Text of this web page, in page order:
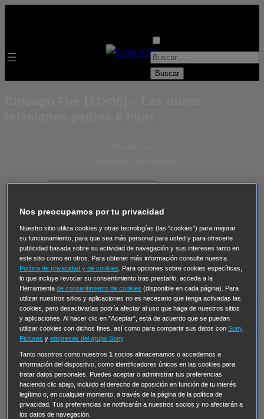
B
- ver todos - Padres
Despedida Salvaje
Despedida Salvaje
Thomas, el ojo del FBI Pan Am Dawson crece
Insomnia El Guardián The Blacklist Cinco en familia
Hudson & Rex Diez libras y un sueño Mr Loverman
Regreso al futuro III NUEVE CUERPOS Los últimos
caballeros Tormenta infinita Sing Street Cobra Kai
Tom
y Lola
High Country
Los casos de Susan Ryeland:
Moonflower Murders Twisted Metal Mentes Criminales:
Hailey Dean Without Sin: Libre de Culpa Morbius
NCIS: Nueva Orleans Pandora En fuera de juego
The Shield: Al margen de la ley Duplicated Preacher
The Killing Kind Intersecciones DOC Bite Club
Nos preocupamos por tu privacidad
Nuestro sitio utiliza cookies y otras tecnologías (las "cookies") para mejorar
su funcionamiento, para que sea más personal para usted y para ofrecerle
publicidad basada sobre su actividad de navegación y sus intereses tanto en
este sitio como en otros. Para obtener más información consulte nuestra
Política de privacidad y de cookies
. Para opciones sobre cookies específicas,
lo que incluye revocar su consentimiento tras prestarlo, acceda a la
Herramientade consentimiento de cookies (disponible en cada página). Para
utilizar nuestros sitios y aplicaciones no es necesario que tenga activadas las
cookies, pero desactivarlas podría afectar al uso que haga de nuestros sitios
y aplicaciones. Al hacer clic en "Aceptar", está de acuerdo que se puedan
utilizar cookies con dichos fines, así como para compartir sus datos conSony
Pictures yempresas del grupo Sony.
Tanto nosotros como nuestros1 socios almacenamos o accedemos a
información del dispositivo, como identificadores únicos en las cookies para
tratar datos personales. Puedes aceptar o administrar tus preferencias
haciendo clic abajo, incluido el derecho de oposición en función de tu interés
legítimo o, en cualquier momento, a través de la página de la política de
privacidad. Tus preferencias se notificarán a nuestros socios y no afectarán a
los datos de navegación.